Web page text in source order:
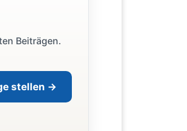
Beiträgen.
stellen →